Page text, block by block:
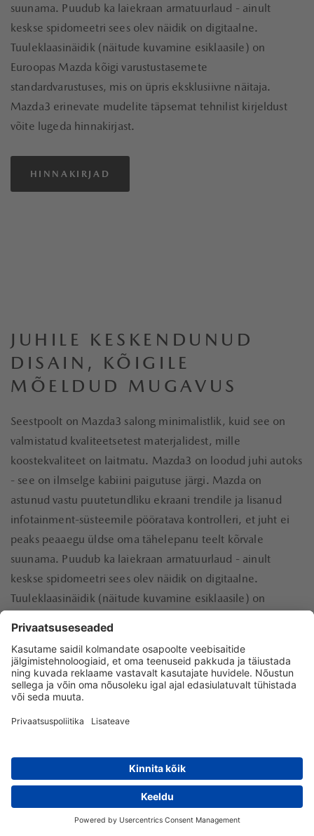
suunama. Puudub ka laiekraan armatuurlaud - ainult
keskse spidomeetri sees olev näidik on digitaalne.
Tuuleklaasinäidik (näitude kuvamine esiklaasile) on
Euroopas Mazda kõigi varustustasemete
standardvarustuses, mis on üpris eksklusiivne näitaja.
Mazda3 erinevate mudelite täpsemat tehnilist kirjeldust
võite lugeda hinnakirjast.
HINNAKIRJAD
JUHILE KESKENDUNUD
DISAIN, KÕIGILE
MÕELDUD MUGAVUS
Seestpoolt on Mazda3 salong minimalistlik, kuid see on
valmistatud kvaliteetsetest materjalidest, mille
koostekvaliteet on laitmatu. Mazda3 on loodud juhi autoks
- see on ilmselge kabiini paigutuse järgi. Mazda on
astunud vastu puutetundliku ekraani trendile ja lisanud
infotainment-süsteemile pööratava kontrolleri, et juht ei
peaks peaaegu üldse oma tähelepanu teelt kõrvale
suunama. Puudub ka laiekraan armatuurlaud - ainult
keskse spidomeetri sees olev näidik on digitaalne.
Tuuleklaasinäidik (näitude kuvamine esiklaasile) on
MAZDA3
E-AUTOSALONG BRONEERI PROOVISÕIT